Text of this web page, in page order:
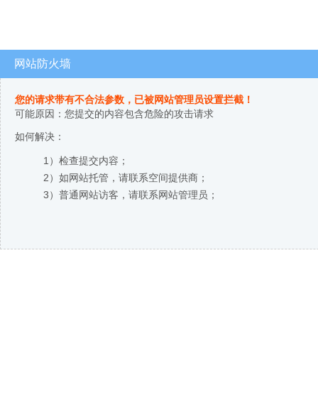
网站防火墙
您的请求带有不合法参数，已被网站管理员设置拦截！
可能原因：您提交的内容包含危险的攻击请求
如何解决：
1）检查提交内容；
2）如网站托管，请联系空间提供商；
3）普通网站访客，请联系网站管理员；